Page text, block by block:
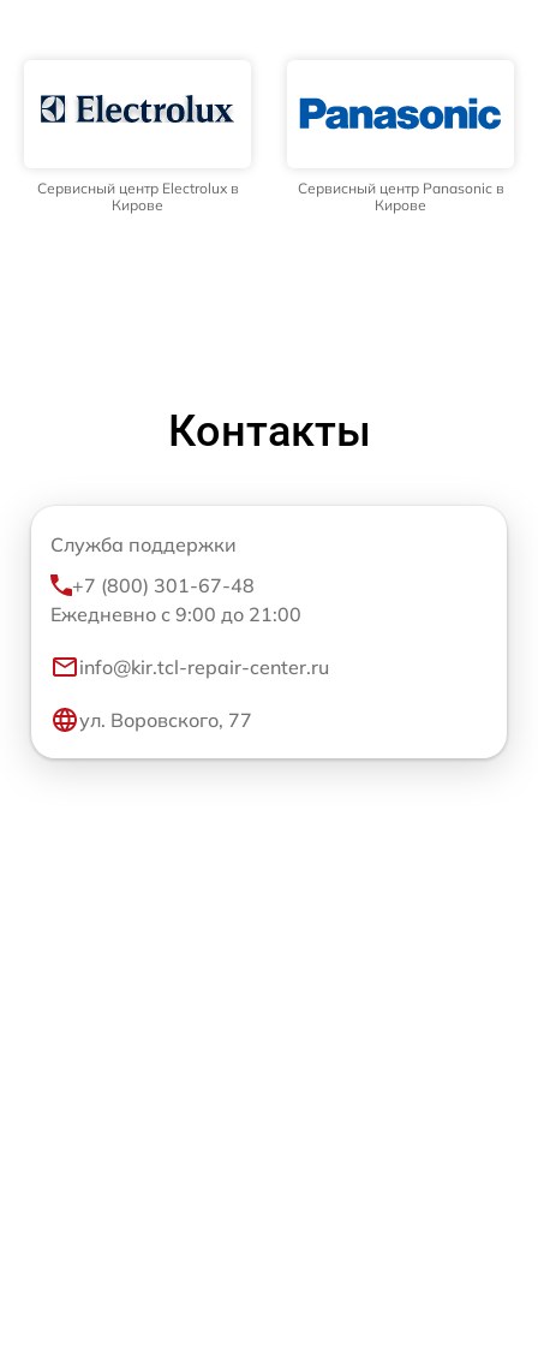
Сервисный центр Electrolux в
Кирове
Сервисный центр Panasonic в
Кирове
Контакты
Служба поддержки
+7 (800) 301-67-48
Ежедневно с 9:00 до 21:00
info@kir.tcl-repair-center.ru
ул. Воровского, 77